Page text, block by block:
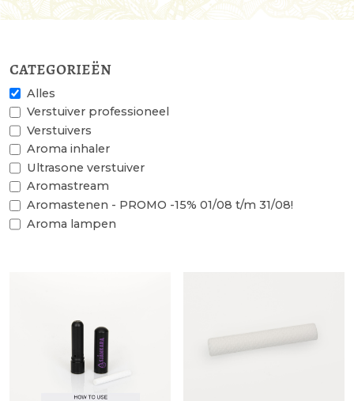
categorieën
Alles
Verstuiver professioneel
Verstuivers
Aroma inhaler
Ultrasone verstuiver
Aromastream
Aromastenen - PROMO -15% 01/08 t/m 31/08!
Aroma lampen